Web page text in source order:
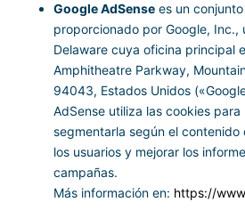
Google AdSense es un
proporcionado por Google, Inc.,
Delaware cuya oficina principal
Amphitheatre Parkway,
94043, Estados Unidos
AdSense utiliza las cookies
segmentarla según el contenido
los usuarios y mejorar los
campañas.
Más información en: https://